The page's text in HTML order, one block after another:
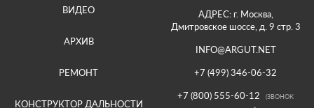
ВИДЕО
АРХИВ
РЕМОНТ
КОНСТРУКТОР ДАЛЬНОСТИ
АДРЕС: г. Москва,
Дмитровское шоссе, д. 9 стр. 3
INFO@ARGUT.NET
+7 (499) 346-06-32
+7 (800) 555-60-12
(ЗВОНОК